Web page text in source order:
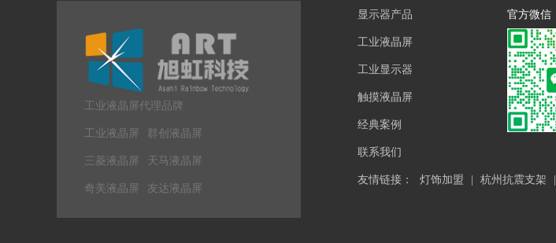
工业液晶屏代理品牌
工业液晶屏 群创液晶屏
三菱液晶屏 天马液晶屏
奇美液晶屏 友达液晶屏
显示器产品
工业液晶屏
工业显示器
触摸液晶屏
经典案例
联系我们
官方微信
友情链接： 灯饰加盟 杭州抗震支架